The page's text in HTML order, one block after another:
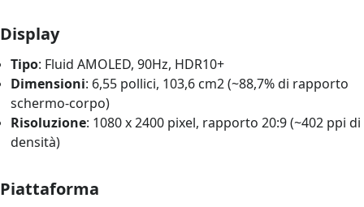
Display
Tipo: Fluid AMOLED, 90Hz, HDR10+
Dimensioni: 6,55 pollici, 103,6 cm2 (~88,7% di rapporto
schermo-corpo)
Risoluzione: 1080 x 2400 pixel, rapporto 20:9 (~402 ppi di
densità)
Piattaforma